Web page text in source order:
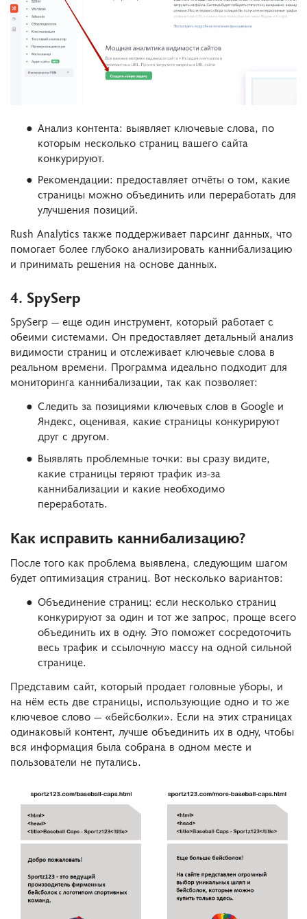
Анализ контента: выявляет ключевые слова, по
которым несколько страниц вашего сайта
конкурируют.
Рекомендации: предоставляет отчёты о том, какие
страницы можно объединить или переработать для
улучшения позиций.
Rush Analytics также поддерживает парсинг данных, что
помогает более глубоко анализировать каннибализацию
и принимать решения на основе данных.
4. SpySerp
SpySerp — еще один инструмент, который работает с
обеими системами. Он предоставляет детальный анализ
видимости страниц и отслеживает ключевые слова в
реальном времени. Программа идеально подходит для
мониторинга каннибализации, так как позволяет:
Следить за позициями ключевых слов в Google и
Яндекс, оценивая, какие страницы конкурируют
друг с другом.
Выявлять проблемные точки: вы сразу видите,
какие страницы теряют трафик из-за
каннибализации и какие необходимо
переработать.
Как исправить каннибализацию?
После того как проблема выявлена, следующим шагом
будет оптимизация страниц. Вот несколько вариантов:
Объединение страниц: если несколько страниц
конкурируют за один и тот же запрос, проще всего
объединить их в одну. Это поможет сосредоточить
весь трафик и ссылочную массу на одной сильной
странице.
Представим сайт, который продает головные уборы, и
на нём есть две страницы, использующие одно и то же
ключевое слово — «бейсболки». Если на этих страницах
одинаковый контент, лучше объединить их в одну, чтобы
вся информация была собрана в одном месте и
пользователи не путались.